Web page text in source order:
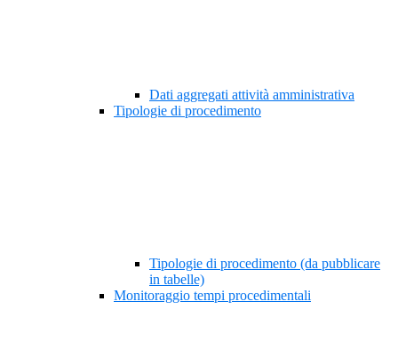
Dati aggregati attività amministrativa
Tipologie di procedimento
Tipologie di procedimento (da pubblicare
in tabelle)
Monitoraggio tempi procedimentali